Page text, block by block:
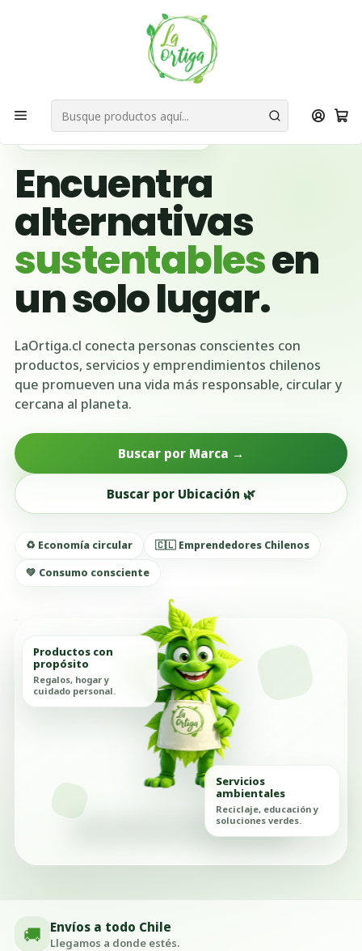
Bienvenid@s a quienes quieren un planeta más verde...
Nuestra Misión
Ubicación Emprendedores Región de Valparaíso
El Tabo
🌱 BUSCADOR VERDE DE CHILE
Encuentra
alternativas
sustentablesen
un solo lugar.
LaOrtiga.cl conecta personas conscientes con
productos, servicios y emprendimientos chilenos
que promueven una vida más responsable, circular y
cercana al planeta.
Buscar por Marca →
Buscar por Ubicación 🌿
♻️ Economía circular
🇨🇱 Emprendedores Chilenos
💚 Consumo consciente
Productos con
propósito
Regalos, hogar y
cuidado personal.
Servicios
ambientales
Reciclaje, educación y
soluciones verdes.
🚚 Envíos a todo Chile
Llegamos a donde estés.